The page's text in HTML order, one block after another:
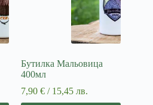
Бутилка Мальовица
400мл
7,90€ / 15,45 лв.